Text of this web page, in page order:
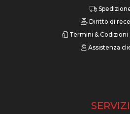
Diritto di
Termini & Codizioni
Assistenza
SERVIZI